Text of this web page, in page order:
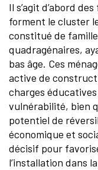
Il s’agit d’abord
forment le cluster
constitué de
quadragénaires,
bas âge. Ces
active de
charges
vulnérabilité, bien
potentiel de
économique et
décisif pour
l’installation dans